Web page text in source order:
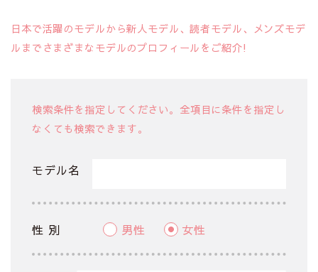
日本で活躍のモデルから新人モデル、読者モデル、メンズモデ
ルまでさまざまなモデルのプロフィールをご紹介!
検索条件を指定してください。全項目に条件を指定し
なくても検索できます。
モデル名
性 別 男性 女性